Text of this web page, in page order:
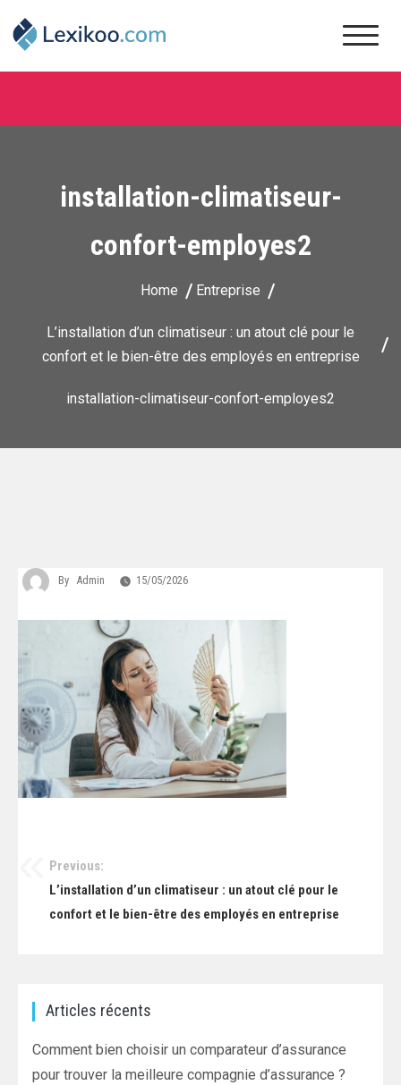
Lexikoo
installation-climatiseur-
confort-employes2
Home Entreprise
L’installation d’un climatiseur : un atout clé pour le
confort et le bien-être des employés en entreprise
installation-climatiseur-confort-employes2
By Admin 15/05/2026
Navigation
Previous:
L’installation d’un climatiseur : un atout clé pour le
confort et le bien-être des employés en entreprise
Articles récents
Comment bien choisir un comparateur d’assurance
pour trouver la meilleure compagnie d’assurance ?